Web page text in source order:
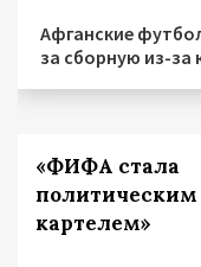
Афганские
за сборную из-за
«ФИФА стала
политическим
картелем»